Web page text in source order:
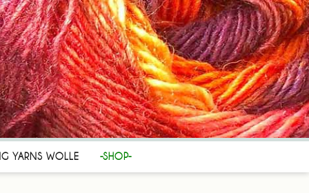
YARNS WOLLE -SHOP-